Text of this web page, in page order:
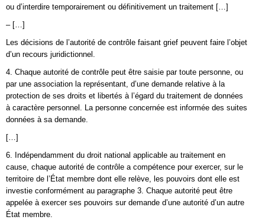
ou d’interdire temporairement ou définitivement un traitement […]
– […]
Les décisions de l’autorité de contrôle faisant grief peuvent faire l’objet
d’un recours juridictionnel.
4. Chaque autorité de contrôle peut être saisie par toute personne, ou
par une association la représentant, d’une demande relative à la
protection de ses droits et libertés à l’égard du traitement de données
à caractère personnel. La personne concernée est informée des suites
données à sa demande.
[…]
6. Indépendamment du droit national applicable au traitement en
cause, chaque autorité de contrôle a compétence pour exercer, sur le
territoire de l’État membre dont elle relève, les pouvoirs dont elle est
investie conformément au paragraphe 3. Chaque autorité peut être
appelée à exercer ses pouvoirs sur demande d’une autorité d’un autre
État membre.